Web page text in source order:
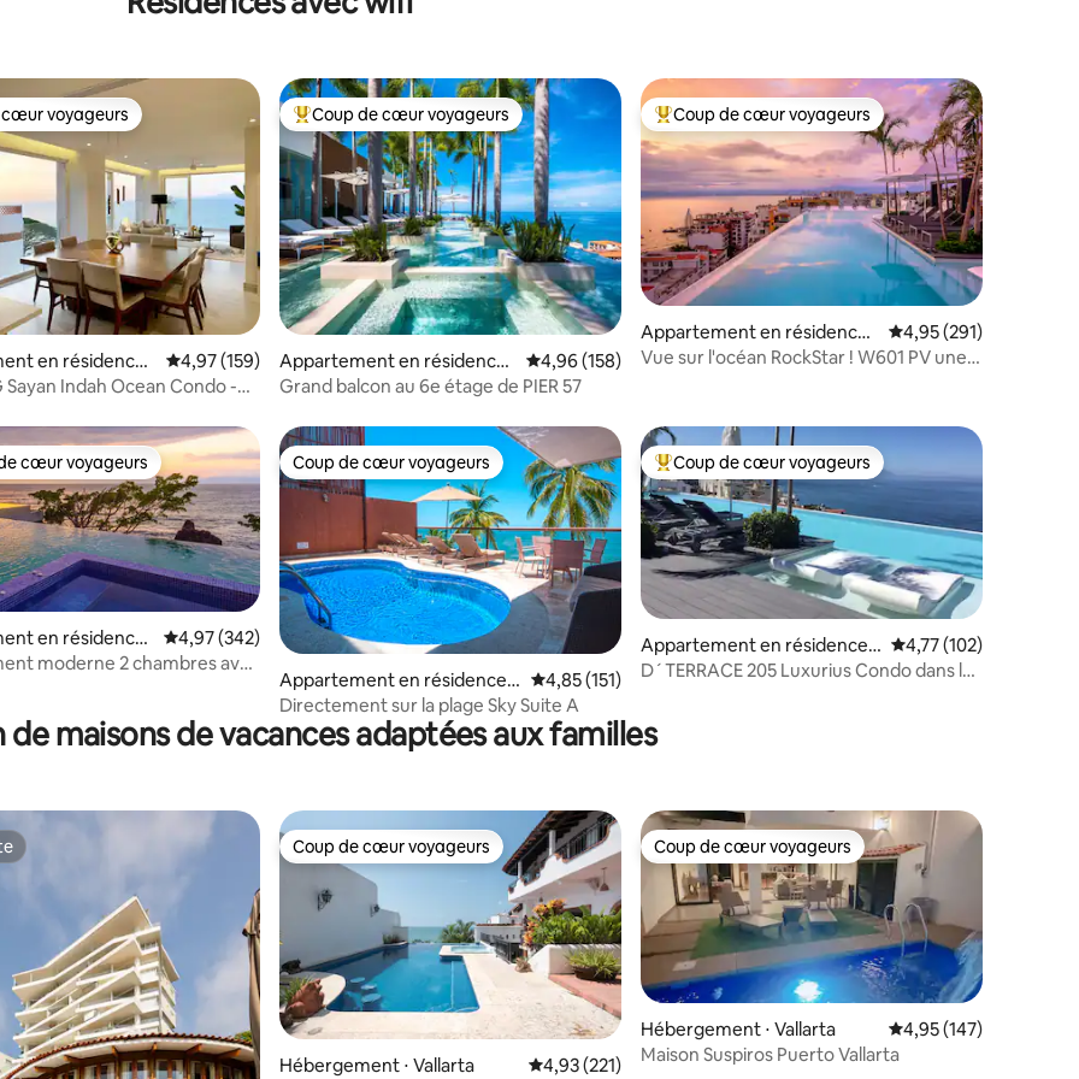
la base de 124 commentaires : 5 sur 5
cœur voyageurs
voyageurs
en résidence ⋅
Évaluation moyenne sur la base de 159 commentaires : 4,97 sur 5
4,97 (159)
Sayan Indah Ocean Condo -
Coups de cœur voyageurs les plus appréciés
Coup de cœur voyageurs
Appartement en résidence ⋅
Vallarta
Évaluation moyenne sur la base de 158 commentaires : 4,96 sur 5
4,96 (158)
Grand balcon au 6e étage de PIER 57
Coups de cœur voyageurs les plus appréciés
Coup de cœur voyageurs
Appartement en résidence ⋅
Vallarta
Évaluation moyenne
4,95 (291)
Vue sur l'océan RockStar ! W601 PV une
base de 211 commentaires : 4,99 sur 5
cœur voyageurs les plus appréciés
cœur voyageurs
en résidence
Évaluation moyenne sur la base de 342 commentaires : 4,97 sur 5
4,97 (342)
moderne 2 chambres avec
Coup de cœur voyageurs
Coup de cœur voyageurs
Appartement en résidence ⋅
Vallarta
Évaluation moyenne sur la base de 151 commentaires : 4,85 sur 5
4,85 (151)
Directement sur la plage Sky Suite A
Coups de cœur voyageurs les plus appréciés
Coup de cœur voyageurs
Appartement en résidence ⋅
Vallarta
Évaluation moyenne
4,77 (102)
D´TERRACE 205 Luxurius Condo dans la
de maisons de vacances adaptées aux familles
base de 122 commentaires : 4,82 sur 5
Coup de cœur voyageurs
Coup de cœur voyageurs
Hébergement ⋅ Vallarta Évaluation moyenne sur la base de 221 commentaires : 4,93 sur 5
4,93 (221)
Coup de cœur voyageurs
Coup de cœur voyageurs
Hébergement ⋅ Vallarta Évaluation moyenne
4,95 (147)
Maison Suspiros Puerto Vallarta